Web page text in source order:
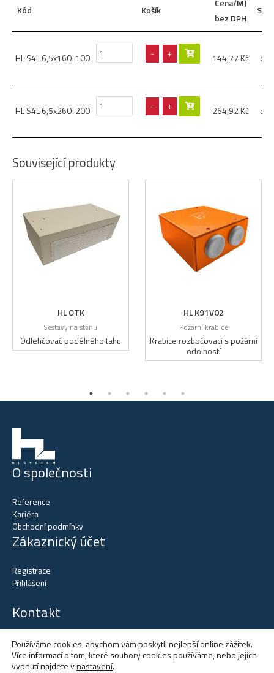
Kód Košík
Cena/MJ
bez DPH
HL S4L 6,5x160-100 - + 144,77 Kč
HL S4L 6,5x260-200 - + 264,92 Kč
Související produkty
HL OTK
Sestavy na stěnu
Odlehčovač podélného tahu
HL K91V02
Požární krabice
Krabice rozbočovací s požární
odolností
O společnosti
Reference
Kariéra
Obchodní podmínky
Zákaznický účet
Registrace
Přihlášení
Kontakt
tel.+420 602 515 523
tel.+420 602 137 731
email:office@hlsystem.cz
Používáme cookies, abychom vám poskytli nejlepší online zážitek.
Více informací o tom, které soubory cookies používáme, nebo jejich
vypnutí najdete vnastavení.